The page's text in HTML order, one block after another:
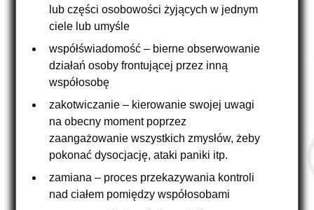
lub części osobowości żyjących w jednym
ciele lub umyśle
współświadomość – bierne obserwowanie
działań osoby frontującej przez inną
współosobę
zakotwiczanie – kierowanie swojej uwagi
na obecny moment poprzez
zaangażowanie wszystkich zmysłów, żeby
pokonać dysocjację, ataki paniki itp.
zamiana – proces przekazywania kontroli
nad ciałem pomiędzy współosobami